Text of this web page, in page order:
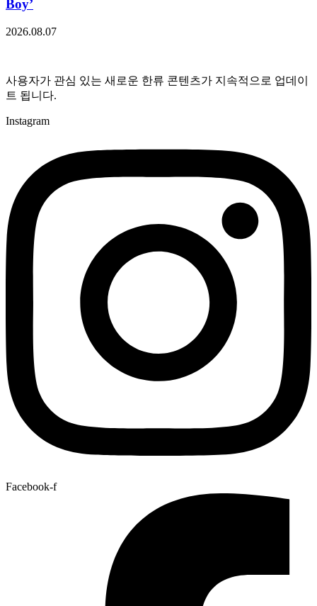
Boy’
2026.08.07
사용자가 관심 있는 새로운 한류 콘텐츠가 지속적으로 업데이
트 됩니다.
Instagram
Facebook-f